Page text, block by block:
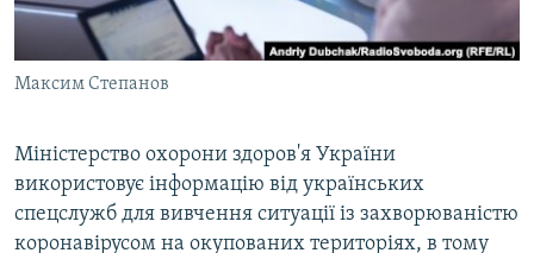
УКРАЇНСЬКА ПРОБЛЕМА КРИМУ
ІНФОГРАФІКА
ДОЛУЧАЙСЯ!
Усі сайти RFE/RL
Максим Степанов
Міністерство охорони здоров'я України
використовує інформацію від українських
спецслужб для вивчення ситуації із захворюваністю
коронавірусом на окупованих територіях, в тому